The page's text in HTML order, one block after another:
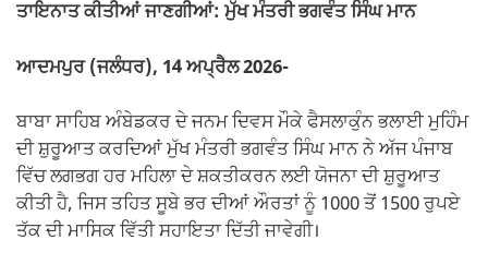
ਤਾਇਨਾਤ ਕੀਤੀਆਂ ਜਾਣਗੀਆਂ: ਮੁੱਖ ਮੰਤਰੀ ਭਗਵੰਤ ਸਿੰਘ ਮਾਨ
ਆਦਮਪੁਰ (ਜਲੰਧਰ), 14 ਅਪ੍ਰੈਲ 2026-
ਬਾਬਾ ਸਾਹਿਬ ਅੰਬੇਡਕਰ ਦੇ ਜਨਮ ਦਿਵਸ ਮੌਕੇ ਫੈਸਲਾਕੁੰਨ ਭਲਾਈ ਮੁਹਿੰਮ
ਦੀ ਸ਼ੁਰੂਆਤ ਕਰਦਿਆਂ ਮੁੱਖ ਮੰਤਰੀ ਭਗਵੰਤ ਸਿੰਘ ਮਾਨ ਨੇ ਅੱਜ ਪੰਜਾਬ
ਵਿੱਚ ਲਗਭਗ ਹਰ ਮਹਿਲਾ ਦੇ ਸ਼ਕਤੀਕਰਨ ਲਈ ਯੋਜਨਾ ਦੀ ਸ਼ੁਰੂਆਤ
ਕੀਤੀ ਹੈ, ਜਿਸ ਤਹਿਤ ਸੂਬੇ ਭਰ ਦੀਆਂ ਔਰਤਾਂ ਨੂੰ 1000 ਤੋਂ 1500 ਰੁਪਏ
ਤੱਕ ਦੀ ਮਾਸਿਕ ਵਿੱਤੀ ਸਹਾਇਤਾ ਦਿੱਤੀ ਜਾਵੇਗੀ।